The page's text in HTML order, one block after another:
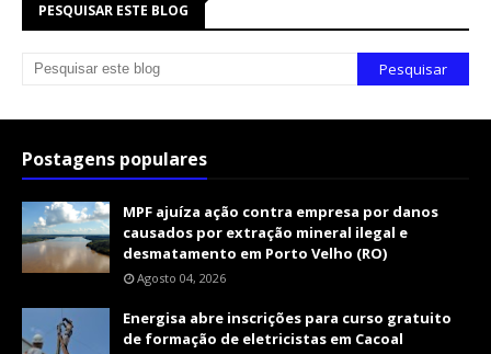
PESQUISAR ESTE BLOG
Postagens populares
MPF ajuíza ação contra empresa por danos
causados por extração mineral ilegal e
desmatamento em Porto Velho (RO)
Agosto 04, 2026
Energisa abre inscrições para curso gratuito
de formação de eletricistas em Cacoal